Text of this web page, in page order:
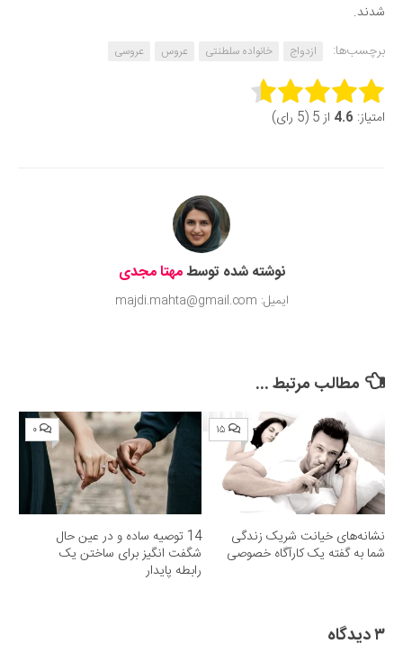
شدند.
برچسب‌ها:
ازدواج خانواده سلطنتی عروس عروسی
Rate this item:
امتیاز: 4.6 از 5 (5 رای)
نوشته شده توسطمهتا مجدی
ایمیل: majdi.mahta@gmail.com
مطالب مرتبط ...
۱۵
نشانه‌های خیانت شریک زندگی
شما به گفته یک کارآگاه خصوصی
۰
14 توصیه ساده و در عین حال
شگفت‌ انگیز برای ساختن یک
رابطه پایدار
۳ دیدگاه